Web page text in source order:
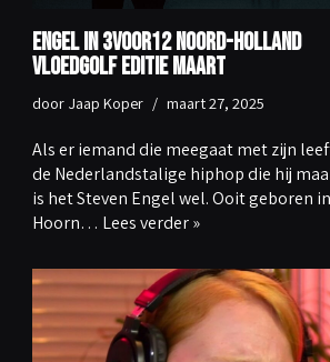
Engel in 3voor12 Noord-Holland
Vloedgolf editie maart
door Jaap Koper maart 27, 2025
Als er iemand die meegaat met zijn
de Nederlandstalige hiphop die hij
is het Steven Engel wel. Ooit geboren in
Hoorn… Lees verder »